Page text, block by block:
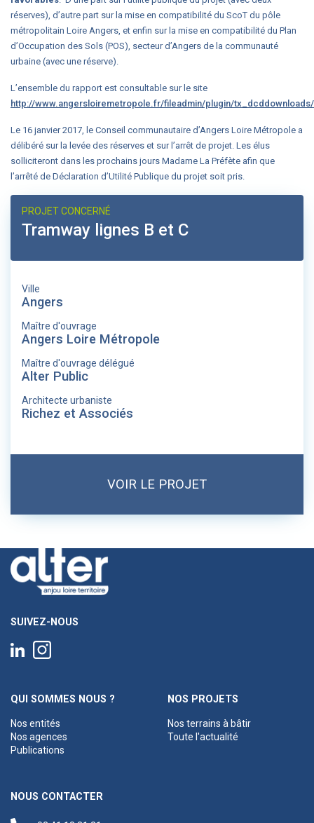
réserves), d’autre part sur la mise en compatibilité du ScoT du pôle
métropolitain Loire Angers, et enfin sur la mise en compatibilité du Plan
d’Occupation des Sols (POS), secteur d’Angers de la communauté
urbaine (avec une réserve).
L’ensemble du rapport est consultable sur le site
http://www.angersloiremetropole.fr/fileadmin/plugin/
Le 16 janvier 2017, le Conseil communautaire d’Angers Loire Métropole a
délibéré sur la levée des réserves et sur l’arrêt de projet. Les élus
solliciteront dans les prochains jours Madame La Préfète afin que
l’arrêté de Déclaration d’Utilité Publique du projet soit pris.
PROJET CONCERNÉ
Tramway lignes B et C
Ville
Angers
Maître d'ouvrage
Angers Loire Métropole
Maître d'ouvrage délégué
Alter Public
Architecte urbaniste
Richez et Associés
VOIR LE PROJET
SUIVEZ-NOUS
QUI SOMMES NOUS ?
Nos entités
Nos agences
Publications
NOS PROJETS
Nos terrains à bâtir
Toute l'actualité
NOUS CONTACTER